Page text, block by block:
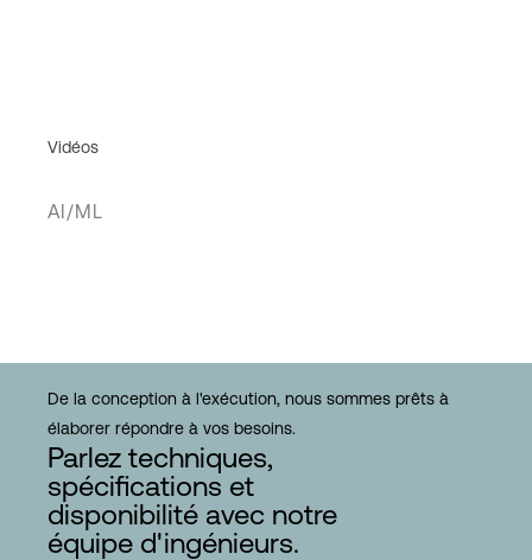
Vidéos
AI/ML
De la conception à l'exécution, nous sommes prêts à
élaborer répondre à vos besoins.
Parlez techniques,
spécifications et
disponibilité avec notre
équipe d'ingénieurs.